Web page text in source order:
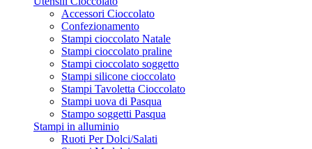
Accessori Cioccolato
Confezionamento
Stampi cioccolato Natale
Stampi cioccolato praline
Stampi cioccolato soggetto
Stampi silicone cioccolato
Stampi Tavoletta Cioccolato
Stampi uova di Pasqua
Stampo soggetti Pasqua
Stampi in alluminio
Ruoti Per Dolci/Salati